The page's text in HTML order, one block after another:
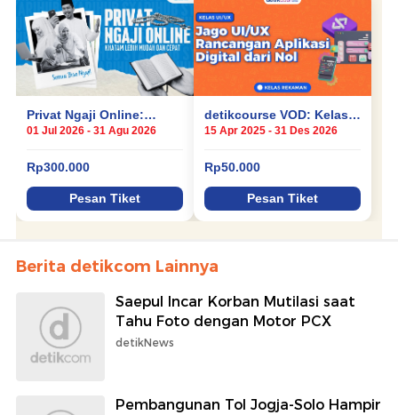
Berita detikcom Lainnya
Saepul Incar Korban Mutilasi saat
Tahu Foto dengan Motor PCX
detikNews
Pembangunan Tol Jogja-Solo Hampir